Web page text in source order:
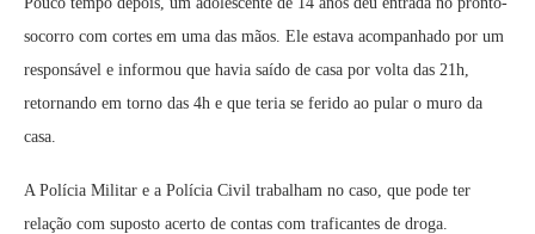
socorro com cortes em uma das mãos. Ele estava acompanhado por um
responsável e informou que havia saído de casa por volta das 21h,
retornando em torno das 4h e que teria se ferido ao pular o muro da
casa.
A Polícia Militar e a Polícia Civil trabalham no caso, que pode ter
relação com suposto acerto de contas com traficantes de droga.